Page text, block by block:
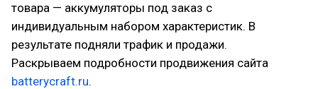
товара — аккумуляторы под заказ с
индивидуальным набором характеристик. В
результате подняли трафик и продажи.
Раскрываем подробности продвижения сайта
batterycraft.ru.